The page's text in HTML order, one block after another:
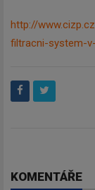
http://
filtracni-system-
KOMENTÁŘE